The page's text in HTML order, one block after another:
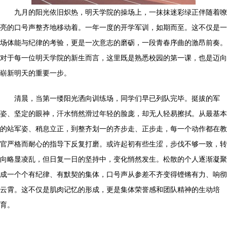
九月的阳光依旧炽热，明天学院的操场上，一抹抹迷彩绿正伴随着嘹
亮的口号声整齐地移动着。一年一度的开学军训，如期而至。这不仅是一
场体能与纪律的考验，更是一次意志的磨砺，一段青春序曲的激昂前奏。
对于每一位明天学院的新生而言，这里既是熟悉校园的第一课，也是迈向
崭新明天的重要一步。
清晨，当第一缕阳光洒向训练场，同学们早已列队完毕。挺拔的军
姿、坚定的眼神，汗水悄然滑过年轻的脸庞，却无人轻易擦拭。从最基本
的站军姿、稍息立正，到整齐划一的齐步走、正步走，每一个动作都在教
官严格而耐心的指导下反复打磨。或许起初有些生涩，步伐不够一致，转
向略显凌乱，但日复一日的坚持中，变化悄然发生。松散的个人逐渐凝聚
成一个个有纪律、有默契的集体，口号声从参差不齐变得铿锵有力、响彻
云霄。这不仅是肌肉记忆的形成，更是集体荣誉感和团队精神的生动培
育。